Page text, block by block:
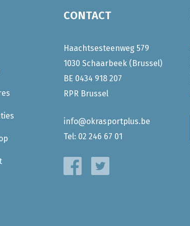
CONTACT
Haachtsesteenweg 579
1030 Schaarbeek (Brussel)
BE 0434 918 207
RPR Brussel
info@okrasportplus.be
Tel: 02 246 67 01